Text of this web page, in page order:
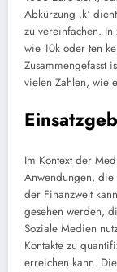
Abkürzung ‚k‘
zu vereinfachen.
wie 10k oder ten
Zusammengefasst
vielen Zahlen, wie
Im Kontext der
Anwendungen, die
der Finanzwelt
gesehen werden,
Soziale Medien
Kontakte zu
erreichen kann.